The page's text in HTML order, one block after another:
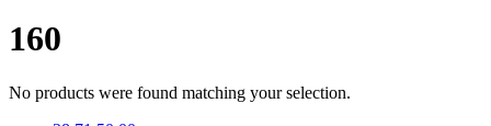
160
No products were found matching your selection.